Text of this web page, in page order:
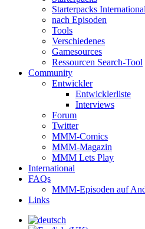
Starterpacks International
nach Episoden
Tools
Verschiedenes
Gamesources
Ressourcen Search-Tool
Community
Entwickler
Entwicklerliste
Interviews
Forum
Twitter
MMM-Comics
MMM-Magazin
MMM Lets Play
International
FAQs
MMM-Episoden auf
Links